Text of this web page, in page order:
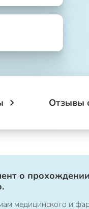
Отзывы
о
медицинского и